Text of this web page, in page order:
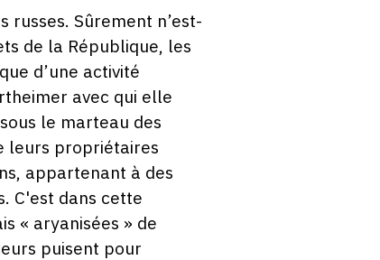
Sûrement n’est-
de la République, les
d’une activité
avec qui elle
le marteau des
leurs propriétaires
appartenant à des
C'est dans cette
« aryanisées » de
puisent pour